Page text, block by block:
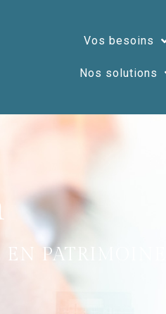
Vos besoins
Nos solutions
PATRIMOINE